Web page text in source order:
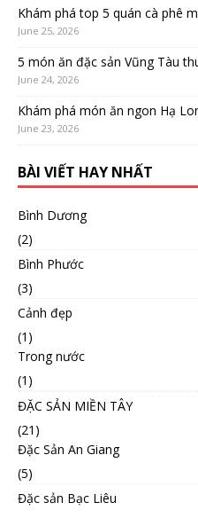
Khám phá top 5 quán cà phê
June 25, 2026
5 món ăn đặc sản Vũng Tàu
June 24, 2026
Khám phá món ăn ngon Hạ
June 23, 2026
BÀI VIẾT HAY NHẤT
Bình Dương
(2)
Bình Phước
(3)
Cảnh đẹp
(1)
Trong nước
(1)
ĐẶC SẢN MIỀN TÂY
(21)
Đặc Sản An Giang
(5)
Đặc sản Bạc Liêu